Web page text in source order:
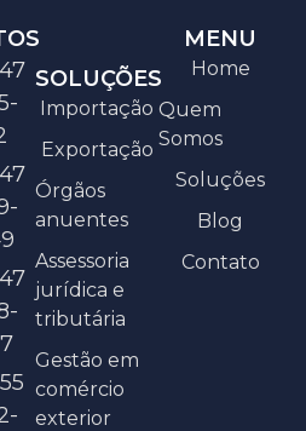
SOLUÇÕES
Importação
Exportação
Órgãos
anuentes
Assessoria
jurídica e
tributária
Gestão em
comércio
exterior
MENU
Home
Quem
Somos
Soluções
Blog
Contato